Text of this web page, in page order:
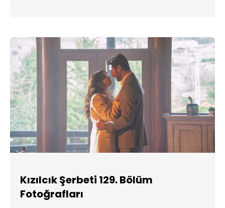
Kızılcık Şerbeti 129. Bölüm
Fotoğrafları